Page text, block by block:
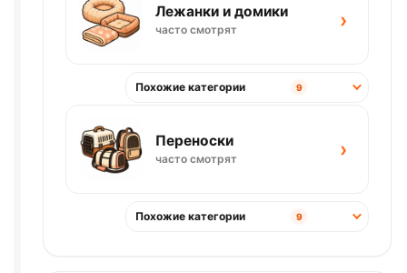
Лежанки и домики
часто смотрят ›
Похожие категории 9
Переноски
часто смотрят ›
Похожие категории 9